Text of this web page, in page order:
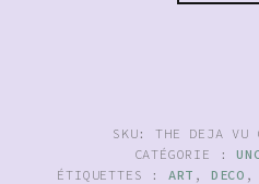
SKU:THE DEJA VU
CATÉGORIE :
ÉTIQUETTES : ART , DECO ,